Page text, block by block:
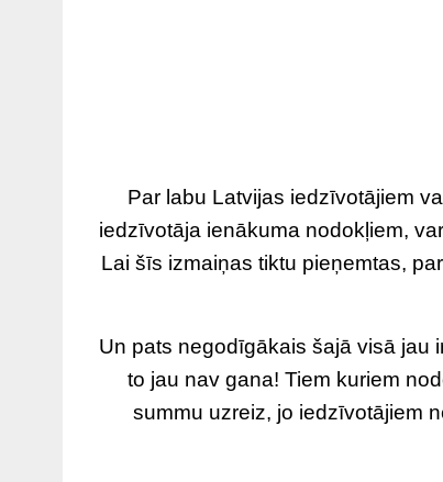
Par labu Latvijas iedzīvotājiem
iedzīvotāja ienākuma nodokļiem,
Lai šīs izmaiņas tiktu pieņemtas,
Un pats negodīgākais šajā visā jau
to jau nav gana! Tiem kuriem
summu uzreiz, jo iedzīvotājiem